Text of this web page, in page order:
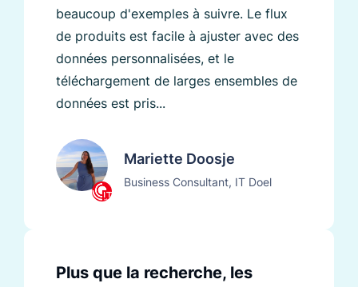
beaucoup d'exemples à suivre. Le flux
de produits est facile à ajuster avec des
données personnalisées, et le
téléchargement de larges ensembles de
données est pris...
Mariette Doosje
Business Consultant, IT Doel
Plus que la recherche, les